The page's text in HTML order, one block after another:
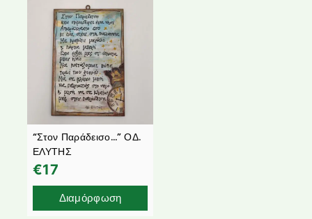
“Στον Παράδεισο…” ΟΔ.
ΕΛΥΤΗΣ
€17
Διαμόρφωση